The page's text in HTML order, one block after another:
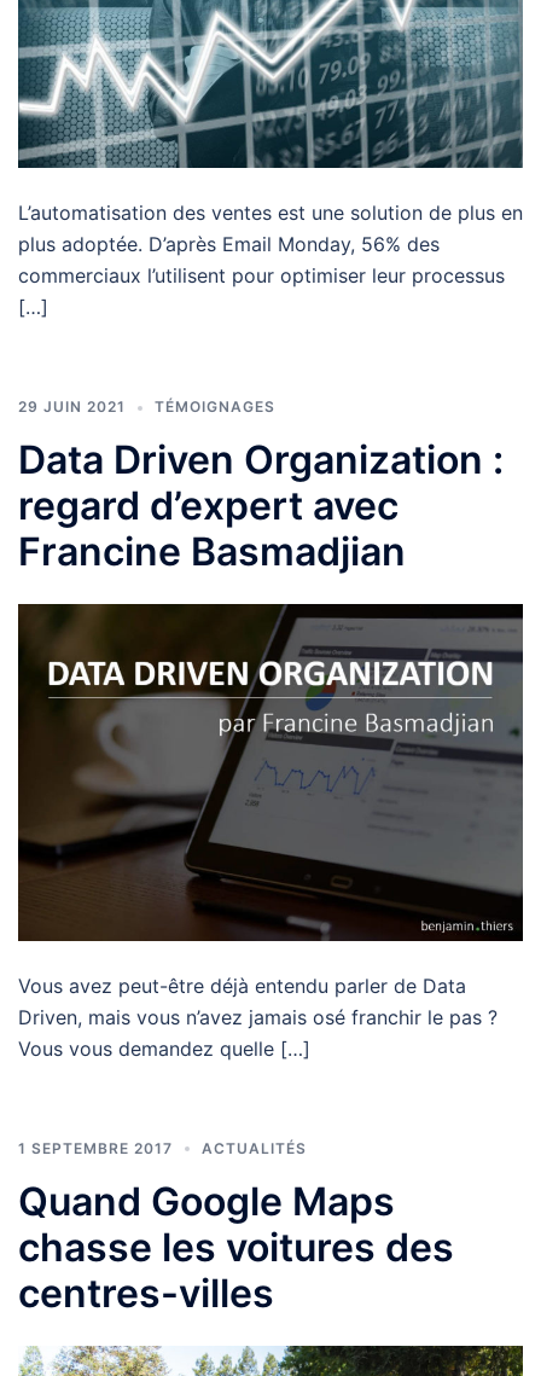
L’automatisation des ventes est une solution de plus en
plus adoptée. D’après Email Monday, 56% des
commerciaux l’utilisent pour optimiser leur processus
[…]
29 JUIN 2021 TÉMOIGNAGES
Data Driven Organization :
regard d’expert avec
Francine Basmadjian
Vous avez peut-être déjà entendu parler de Data
Driven, mais vous n’avez jamais osé franchir le pas ?
Vous vous demandez quelle […]
1 SEPTEMBRE 2017 ACTUALITÉS
Quand Google Maps
chasse les voitures des
centres-villes